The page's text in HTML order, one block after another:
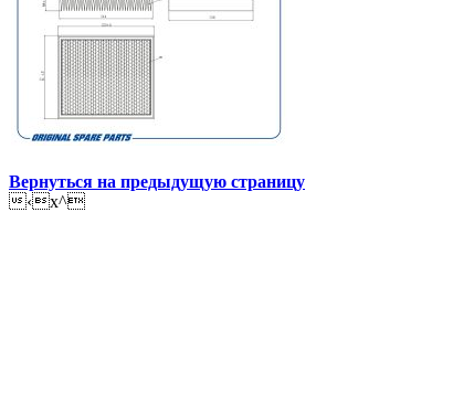
Вернуться на предыдущую страницу
‹x^